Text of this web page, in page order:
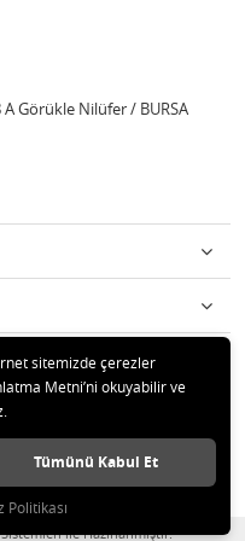
Görükle Nilüfer / BURSA
hakları saklıdır.
ile Hazırlanmıştır.
sitemizde çerezler
Metni’ni okuyabilir ve
Tümünü Kabul Et
Politikası